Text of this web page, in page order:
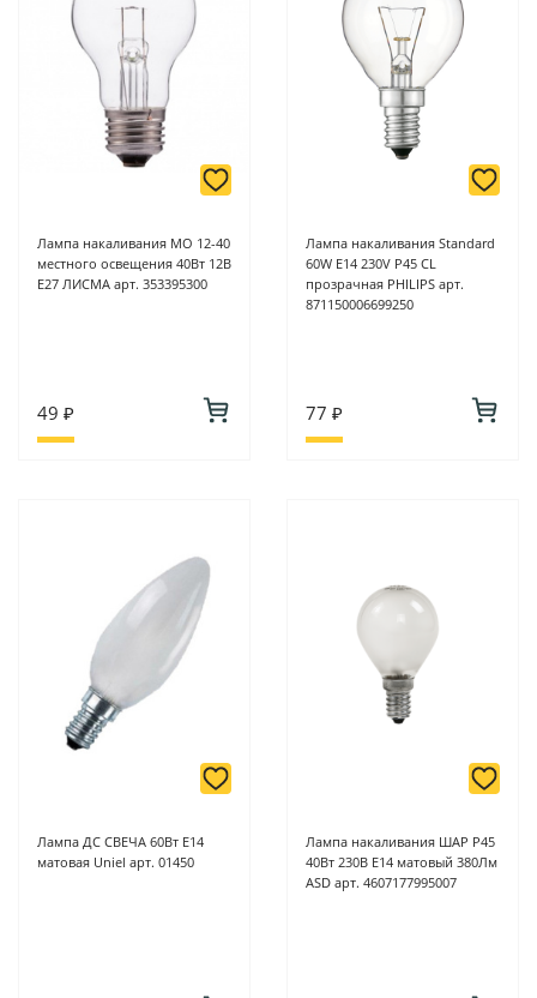
Лампа накаливания МО 12-40
местного освещения 40Вт 12В
Е27 ЛИСМА арт. 353395300
49 ₽
Лампа накаливания Standard
60W E14 230V P45 CL
прозрачная PHILIPS арт.
871150006699250
77 ₽
Лампа ДС СВЕЧА 60Вт Е14
матовая Uniel арт. 01450
Лампа накаливания ШАР P45
40Вт 230В Е14 матовый 380Лм
ASD арт. 4607177995007